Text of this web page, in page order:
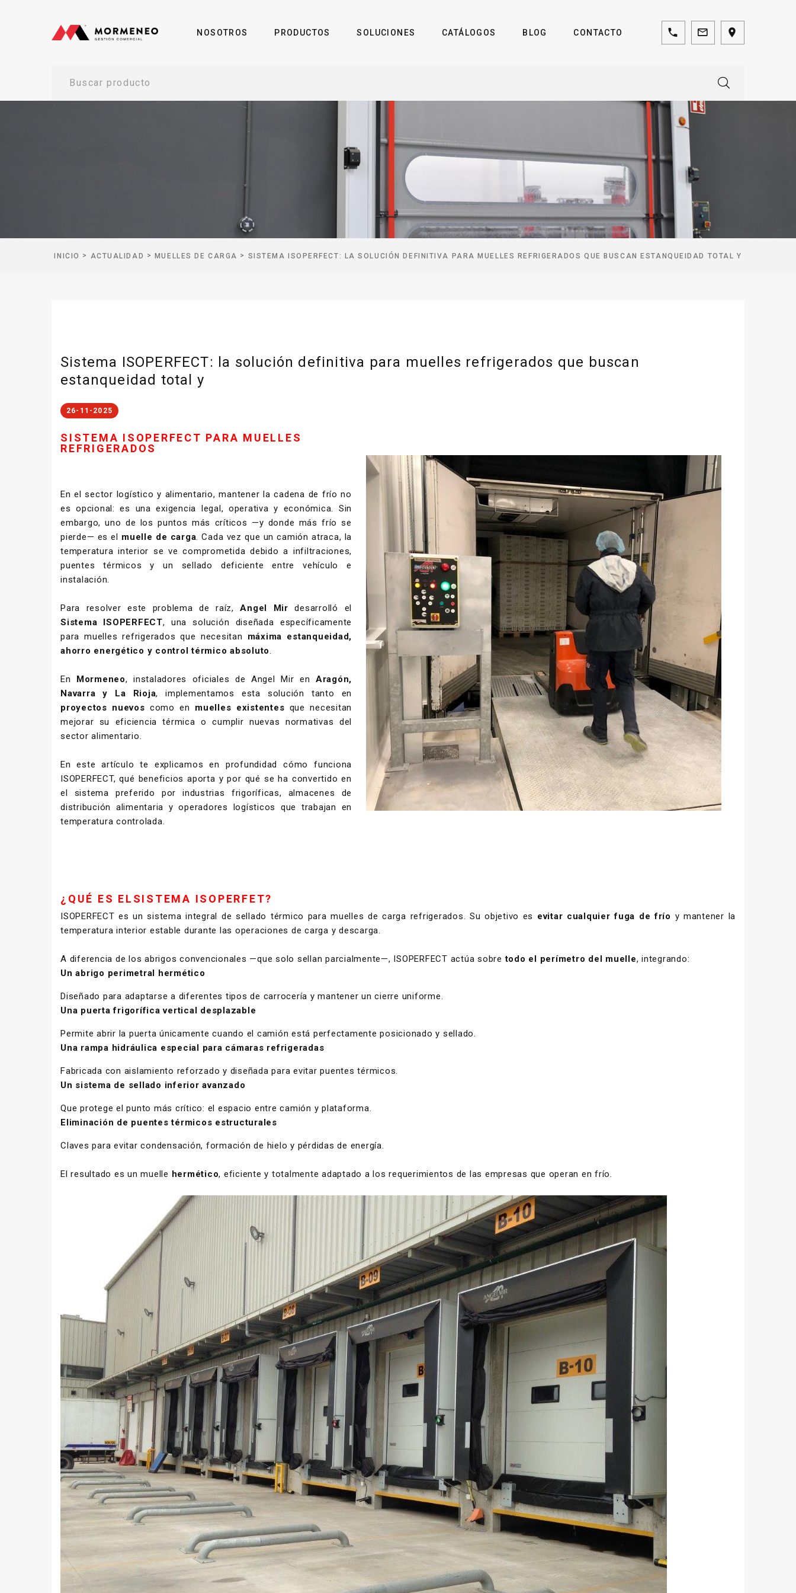
NOSOTROS PRODUCTOS SOLUCIONES CATÁLOGOS BLOG CONTACTO
Buscar producto
INICIO > ACTUALIDAD > MUELLES DE CARGA > SISTEMA ISOPERFECT: LA SOLUCIÓN DEFINITIVA PARA MUELLES REFRIGERADOS QUE BUSCAN ESTANQUEIDAD TOTAL Y
Sistema ISOPERFECT: la solución definitiva para muelles refrigerados que buscan
estanqueidad total y
26-11-2025
SISTEMA ISOPERFECT PARA MUELLES
REFRIGERADOS
En el sector logístico y alimentario, mantener la cadena de frío no
es opcional: es una exigencia legal, operativa y económica. Sin
embargo, uno de los puntos más críticos —y donde más frío se
pierde— es el muelle de carga. Cada vez que un camión atraca, la
temperatura interior se ve comprometida debido a infiltraciones,
puentes térmicos y un sellado deficiente entre vehículo e
instalación.
Para resolver este problema de raíz,Angel Mir desarrolló el
Sistema ISOPERFECT, una solución diseñada específicamente
para muelles refrigerados que necesitan máxima estanqueidad,
ahorro energético y control térmico absoluto.
En Mormeneo, instaladores oficiales de Angel Mir en Aragón,
Navarra y La Rioja, implementamos esta solución tanto en
proyectos nuevos como en muelles existentes que necesitan
mejorar su eficiencia térmica o cumplir nuevas normativas del
sector alimentario.
En este artículo te explicamos en profundidad cómo funciona
ISOPERFECT, qué beneficios aporta y por qué se ha convertido en
el sistema preferido por industrias frigoríficas, almacenes de
distribución alimentaria y operadores logísticos que trabajan en
temperatura controlada.
¿QUÉ ES ELSISTEMA ISOPERFET?
ISOPERFECT es un sistema integral de sellado térmico para muelles de carga refrigerados. Su objetivo es evitar cualquier fuga de frío y mantener la
temperatura interior estable durante las operaciones de carga y descarga.
A diferencia de los abrigos convencionales —que solo sellan parcialmente—, ISOPERFECT actúa sobretodo el perímetro del muelle, integrando:
Un abrigo perimetral hermético
Diseñado para adaptarse a diferentes tipos de carrocería y mantener un cierre uniforme.
Una puerta frigorífica vertical desplazable
Permite abrir la puerta únicamente cuando el camión está perfectamente posicionado y sellado.
Una rampa hidráulica especial para cámaras refrigeradas
Fabricada con aislamiento reforzado y diseñada para evitar puentes térmicos.
Un sistema de sellado inferior avanzado
Que protege el punto más crítico: el espacio entre camión y plataforma.
Eliminación de puentes térmicos estructurales
Claves para evitar condensación, formación de hielo y pérdidas de energía.
El resultado es un muelle hermético, eficiente y totalmente adaptado a los requerimientos de las empresas que operan en frío.